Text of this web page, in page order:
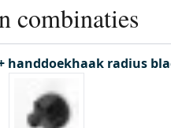
combinaties
handdoekhaak radius